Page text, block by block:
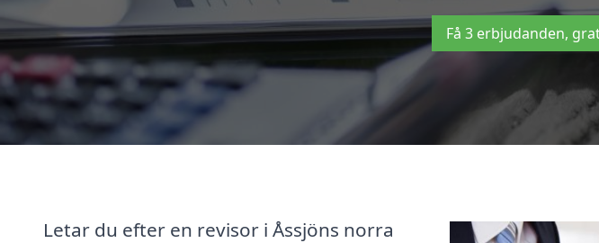
Få 3 erbjudanden,
Letar du efter en revisor i Åssjöns norra